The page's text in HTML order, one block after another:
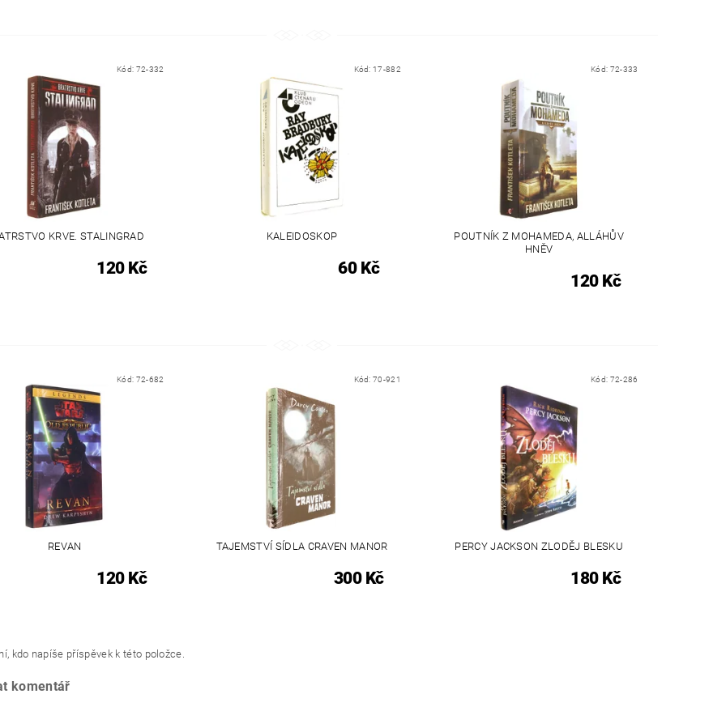
Kód: 72-332
KRVE. STALINGRAD
120 Kč
Kód: 17-882
KALEIDOSKOP
60 Kč
Kód: 72-333
POUTNÍK Z MOHAMEDA, ALLÁHŮV
HNĚV
120 Kč
Kód: 72-682
REVAN
120 Kč
Kód:70-921
TAJEMSTVÍ SÍDLA CRAVEN MANOR
300 Kč
Kód: 72-286
PERCY JACKSON ZLODĚJ BLESKU
180 Kč
kdo napíše příspěvek k této položce.
komentář